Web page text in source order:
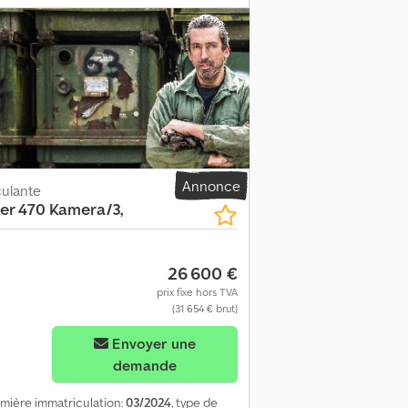
basculant, ridelles, norme Euro 5.
: très bon * Moteur 2,2 litres - 114 kW
Répartition électronique de la force de
radio/lecteur CD / AUX / USB * Deuxième
côté conducteur * Rétroviseurs
Empattement : 3954 mm * Faibles
: plateau / benne basculante * Ridelles *
question, vous pouvez nous
polonais et ????? Erreurs de frappe,
Annonce
470 Kamera/3,
26 600 €
prix fixe hors TVA
(31 654 € brut)
demande
immatriculation:03/2024, type de